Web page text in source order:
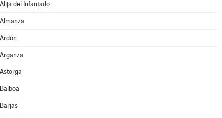
Alija del Infantado
Almanza
Ardón
Arganza
Astorga
Balboa
Barjas